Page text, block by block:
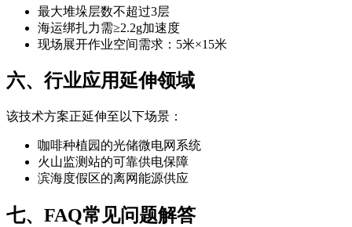
最大堆垛层数不超过3层
海运绑扎力需≥2.2g加速度
现场展开作业空间需求：5米×15米
六、行业应用延伸领域
该技术方案正延伸至以下场景：
咖啡种植园的光储微电网系统
火山监测站的可靠供电保障
滨海度假区的离网能源供应
七、FAQ常见问题解答